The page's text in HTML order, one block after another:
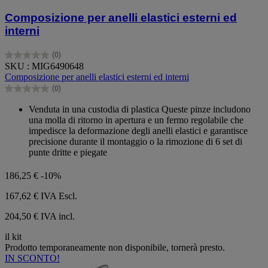
Composizione per anelli elastici esterni ed
interni
(0)
0.0
su
5
stelle.
SKU : MIG6490648
Composizione per anelli elastici esterni ed interni
(0)
0.0
Venduta in una custodia di plastica Queste pinze includono
una molla di ritorno in apertura e un fermo regolabile che
impedisce la deformazione degli anelli elastici e garantisce
precisione durante il montaggio o la rimozione di 6 set di
punte dritte e piegate
186,25 € -10%
167,62 € IVA Escl.
204,50 € IVA incl.
il kit
Prodotto temporaneamente non disponibile, tornerà presto.
IN SCONTO!